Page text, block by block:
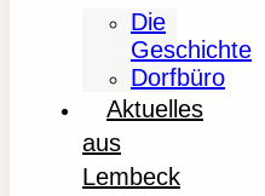
Die
Geschichte
Dorfbüro
Aktuelles
aus
Lembeck